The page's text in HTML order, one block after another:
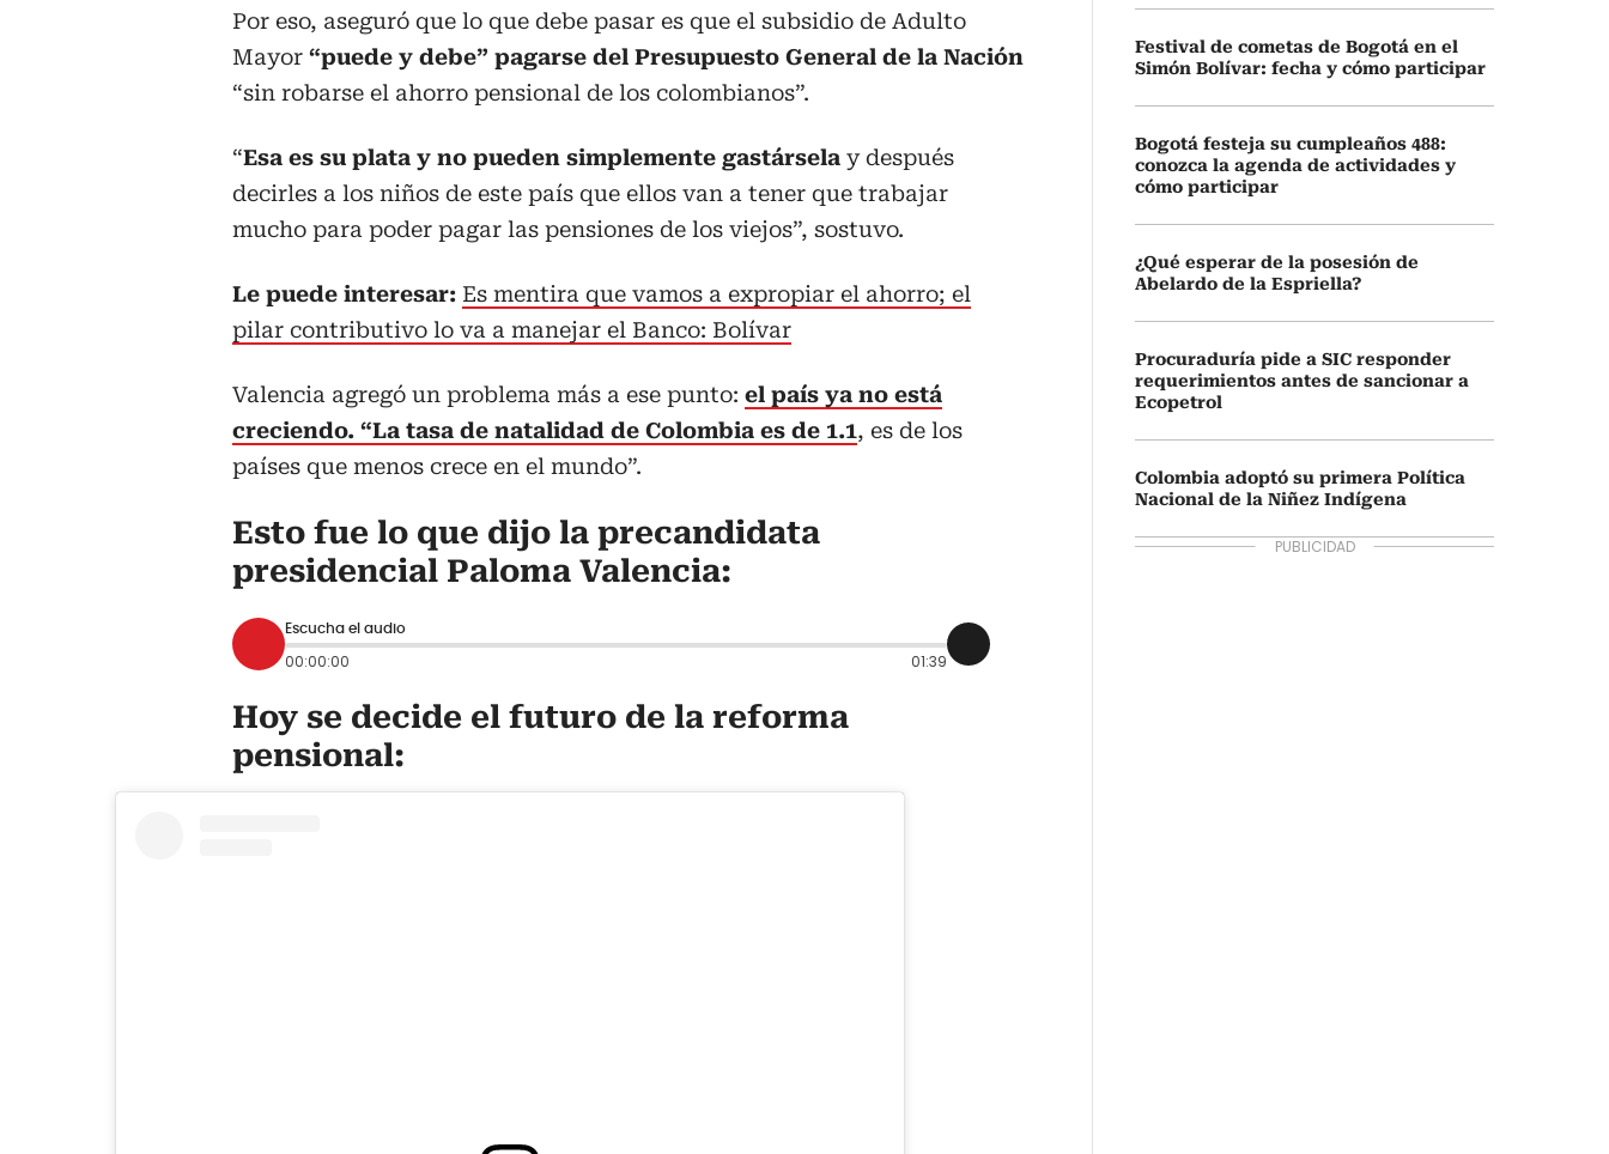
Por eso, aseguró que lo que debe pasar es que el subsidio de Adulto
Mayor “puede y debe” pagarse del Presupuesto General de la Nación
“sin robarse el ahorro pensional de los colombianos”.
“Esa es su plata y no pueden simplemente gastársela y después
decirles a los niños de este país que ellos van a tener que trabajar
mucho para poder pagar las pensiones de los viejos”, sostuvo.
Le puede interesar: Es mentira que vamos a expropiar el ahorro; el
pilar contributivo lo va a manejar el Banco: Bolívar
Valencia agregó un problema más a ese punto: el país ya no está
creciendo. “La tasa de natalidad de Colombia es de 1.1, es de los
países que menos crece en el mundo”.
Esto fue lo que dijo la precandidata
presidencial Paloma Valencia:
Escucha el audio
00:00:00 01:39
Hoy se decide el futuro de la reforma
pensional:
Festival de cometas de Bogotá en el
Simón Bolívar: fecha y cómo participar
Bogotá festeja su cumpleaños 488:
conozca la agenda de actividades y
cómo participar
¿Qué esperar de la posesión de
Abelardo de la Espriella?
Procuraduría pide a SIC responder
requerimientos antes de sancionar a
Ecopetrol
Colombia adoptó su primera Política
Nacional de la Niñez Indígena